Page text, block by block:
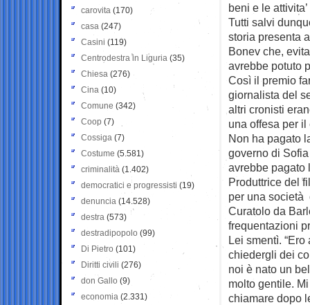
beni e le
Tutti salvi
storia presenta
Bonev che,
avrebbe potuto
Così il premio
giornalista del
altri cronisti
una offesa per
Non ha pagato
governo di
avrebbe pagato
Produttrice del
per una società
Curatolo da
frequentazioni
Lei smentì.
chiedergli dei
noi è nato un
molto gentile.
chiamare dopo
carovita (170)
casa (247)
Casini (119)
Centrodestra in Liguria (35)
Chiesa (276)
Cina (10)
Comune (342)
Coop (7)
Cossiga (7)
Costume (5.581)
criminalità (1.402)
democratici e progressisti (19)
denuncia (14.528)
destra (573)
destradipopolo (99)
Di Pietro (101)
Diritti civili (276)
don Gallo (9)
economia (2.331)